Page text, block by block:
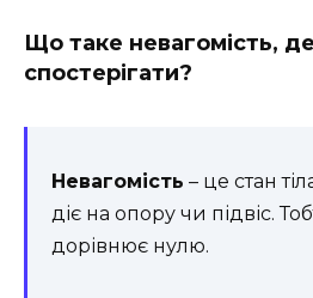
Що таке невагомість,
спостерігати?
Невагомість – це стан
діє на опору чи підвіс.
дорівнює нулю.